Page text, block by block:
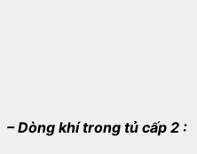
– Dòng khí trong tủ cấp 2 :